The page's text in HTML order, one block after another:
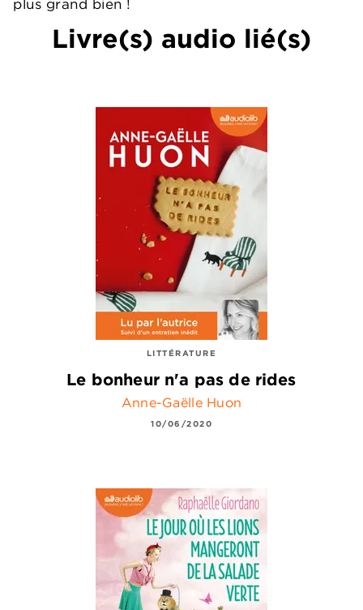
plus grand bien !
Livre(s) audio lié(s)
LITTÉRATURE
Le bonheur n'a pas de rides
Anne-Gaëlle Huon
10/06/2020